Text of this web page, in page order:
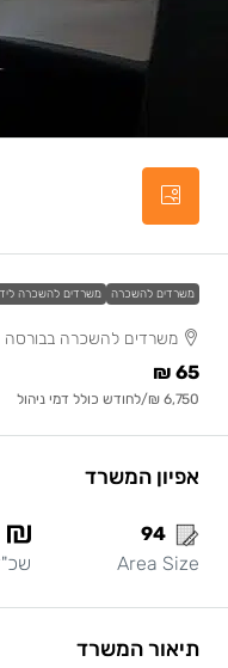
משרדים להשכרה משרדים להשכרה
משרדים להשכרה בבורסה
65 ₪
6,750 ₪ /לחודש כולל דמי ניהול
אפיון המשרד
94
Area Size
תיאור המשרד